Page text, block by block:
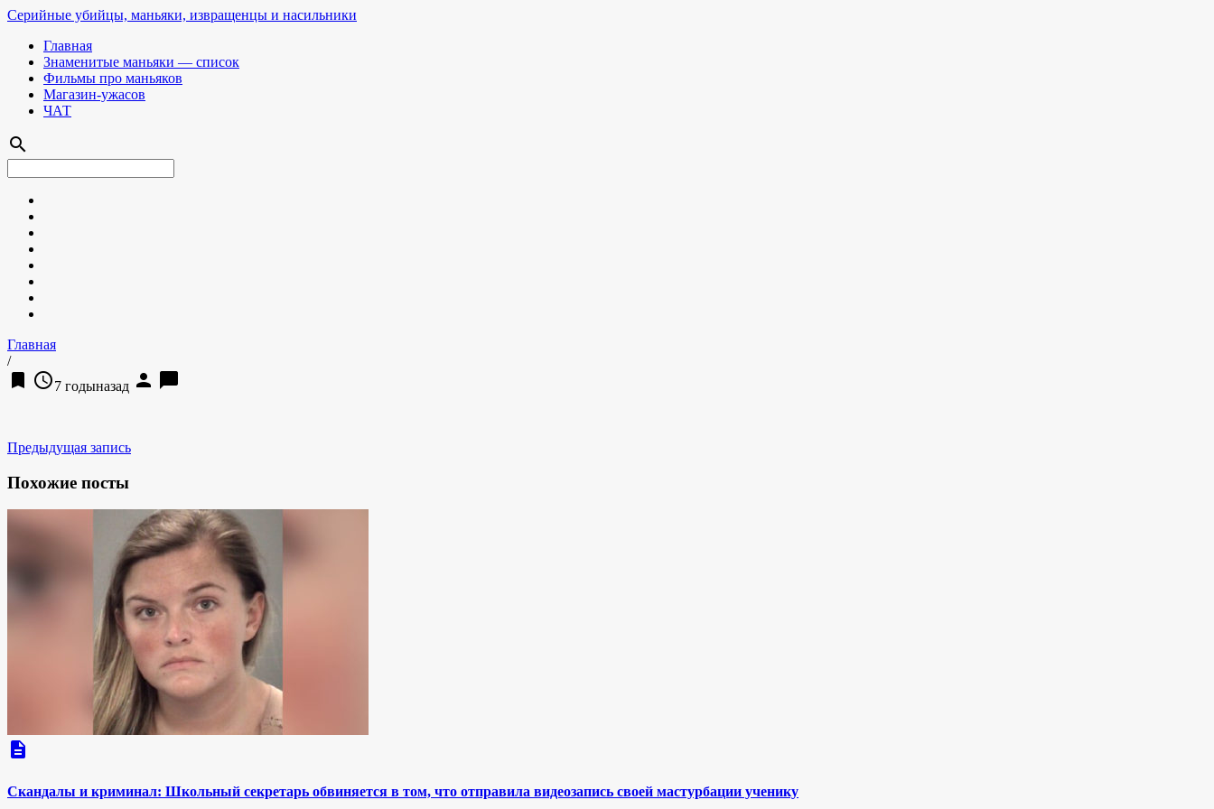
Серийные убийцы, маньяки, извращенцы и насильники
Главная
Знаменитые маньяки — список
Фильмы про маньяков
Магазин-ужасов
ЧАТ
search
Главная
/
bookmark access_time7 годыназад person chat_bubble
Предыдущая запись
Похожие посты
description
Скандалы и криминал: Школьный секретарь обвиняется в том, что отправила видеозапись своей мастурбации ученику